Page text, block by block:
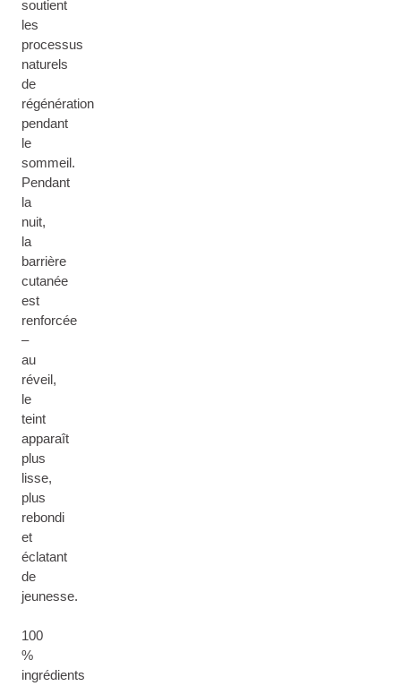
soutient
les
processus
naturels
de
régénération
pendant
le
sommeil.
Pendant
la
nuit,
la
barrière
cutanée
est
renforcée
–
au
réveil,
le
teint
apparaît
plus
lisse,
plus
rebondi
et
éclatant
de
jeunesse.
100
%
ingrédients